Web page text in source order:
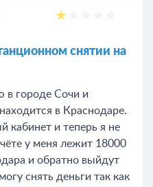
снятии на
в городе Сочи и
в Краснодаре.
кабинет и теперь я не
у меня лежит 18000
и обратно выйдут
снять деньги так как